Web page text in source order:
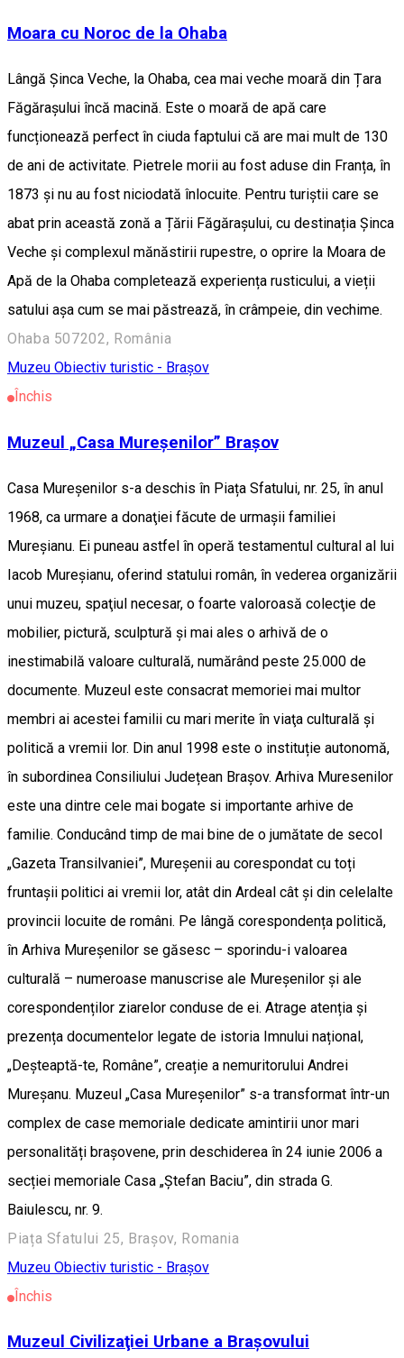
Moara cu Noroc de la Ohaba
Lângă Șinca Veche, la Ohaba, cea mai veche moară din Țara
Făgărașului încă macină. Este o moară de apă care
funcționează perfect în ciuda faptului că are mai mult de 130
de ani de activitate. Pietrele morii au fost aduse din Franța, în
1873 și nu au fost niciodată înlocuite. Pentru turiștii care se
abat prin această zonă a Țării Făgărașului, cu destinația Șinca
Veche și complexul mănăstirii rupestre, o oprire la Moara de
Apă de la Ohaba completează experiența rusticului, a vieții
satului așa cum se mai păstrează, în crâmpeie, din vechime.
Ohaba 507202, România
Muzeu Obiectiv turistic - Brașov
Închis
Muzeul „Casa Mureșenilor” Brașov
Casa Mureșenilor s-a deschis în Piața Sfatului, nr. 25, în anul
1968, ca urmare a donaţiei făcute de urmaşii familiei
Mureşianu. Ei puneau astfel în operă testamentul cultural al lui
Iacob Mureşianu, oferind statului român, în vederea organizării
unui muzeu, spaţiul necesar, o foarte valoroasă colecţie de
mobilier, pictură, sculptură şi mai ales o arhivă de o
inestimabilă valoare culturală, numărând peste 25.000 de
documente. Muzeul este consacrat memoriei mai multor
membri ai acestei familii cu mari merite în viaţa culturală şi
politică a vremii lor. Din anul 1998 este o instituție autonomă,
în subordinea Consiliului Județean Brașov. Arhiva Muresenilor
este una dintre cele mai bogate si importante arhive de
familie. Conducând timp de mai bine de o jumătate de secol
„Gazeta Transilvaniei”, Mureșenii au corespondat cu toți
fruntașii politici ai vremii lor, atât din Ardeal cât și din celelalte
provincii locuite de români. Pe lângă corespondența politică,
în Arhiva Mureșenilor se găsesc – sporindu-i valoarea
culturală – numeroase manuscrise ale Mureșenilor și ale
corespondenților ziarelor conduse de ei. Atrage atenția și
prezența documentelor legate de istoria Imnului național,
„Deșteaptă-te, Române”, creație a nemuritorului Andrei
Mureșanu. Muzeul „Casa Mureșenilor” s-a transformat într-un
complex de case memoriale dedicate amintirii unor mari
personalități brașovene, prin deschiderea în 24 iunie 2006 a
secției memoriale Casa „Ștefan Baciu”, din strada G.
Baiulescu, nr. 9.
Piața Sfatului 25, Brașov, Romania
Muzeu Obiectiv turistic - Brașov
Închis
Muzeul Civilizaţiei Urbane a Braşovului